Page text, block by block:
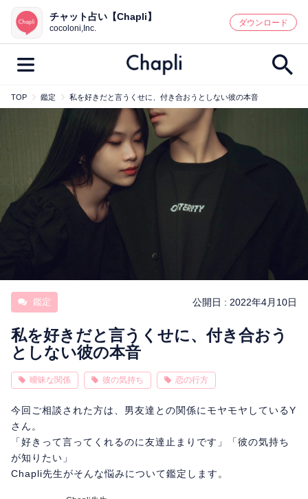
鑑定記事・占い師検索
最新記事一覧
人気記事一覧
カテゴリー別
占い師 キャンペーン
今週の運勢 彼氏 片思い 結婚
相性
チャット占い【Chapli】
cocoloni,Inc.
ダウンロード
TOP 鑑定 私を好きだと言うくせに、付き合おうとしない彼の本音
鑑定 公開日 : 2022年4月10日
私を好きだと言うくせに、付き合おう
としない彼の本音
曖昧な関係 彼の気持ち 恋の行方
今回ご相談された方は、男友達との関係にモヤモヤしているY
さん。
「好きって言ってくれるのに友達止まりです」「彼の気持ち
が知りたい」
Chapli先生がそんな悩みについて鑑定します。